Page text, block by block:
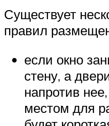
Существует
правил
если окно
стену, а
напротив
местом для